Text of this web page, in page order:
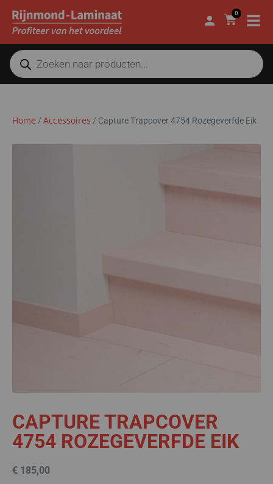
0
Home / Accessoires / Capture Trapcover 4754 Rozegeverfde Eik
CAPTURE TRAPCOVER
4754 ROZEGEVERFDE EIK
€ 185,00